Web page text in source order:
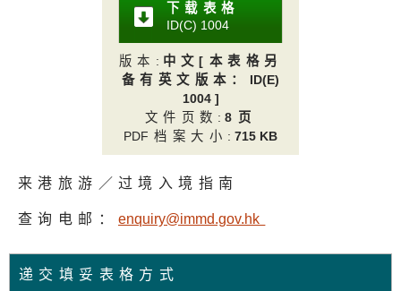
下载表格
ID(C) 1004
版本 : 中文[本表格另
备有英文版本： ID(E)
1004 ]
文件页数 :8页
PDF档案大小 : 715 KB
来港旅游／过境入境指南
查询电邮： enquiry@immd.gov.hk
递交填妥表格方式